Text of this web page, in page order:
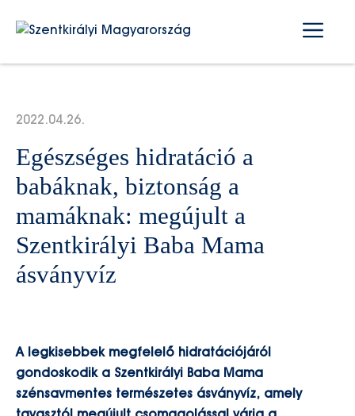
Egészséges hidratáció a
babáknak, biztonság a
mamáknak: megújult a
Szentkirályi Baba Mama
ásványvíz
2022.04.26.
A legkisebbek megfelelő hidratációjáról
gondoskodik a Szentkirályi Baba Mama
szénsavmentes természetes ásványvíz, amely